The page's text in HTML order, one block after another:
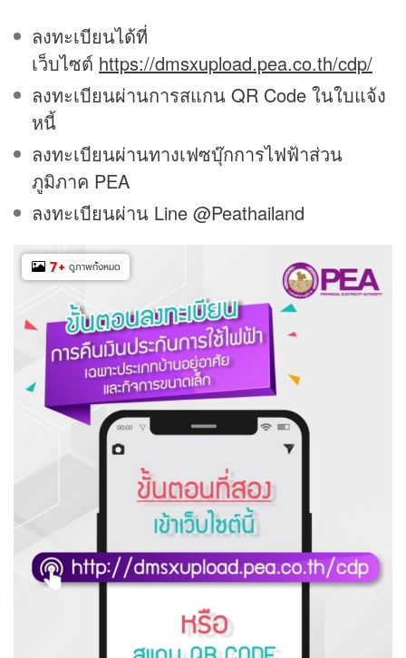
ลงทะเบียนได้ที่
เว็บไซต์ https://dmsxupload.pea.co.th/cdp/
ลงทะเบียนผ่านการสแกน QR Code ในใบแจ้ง
หนี้
ลงทะเบียนผ่านทางเฟซบุ๊กการไฟฟ้าส่วน
ภูมิภาค PEA
ลงทะเบียนผ่าน Line @Peathailand
7+ ดูภาพทั้งหมด